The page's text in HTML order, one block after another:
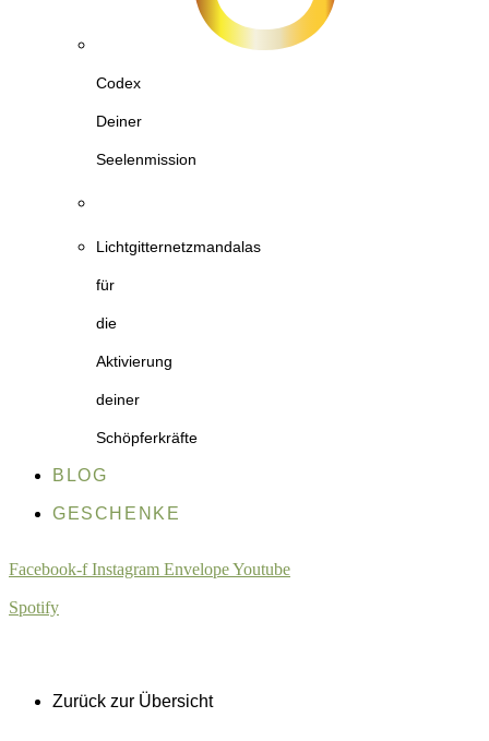
Codex
Deiner
Seelenmission
Lichtgitternetzmandalas
für
die
Aktivierung
deiner
Schöpferkräfte
BLOG
GESCHENKE
Facebook-f Instagram EnvelopeYoutube
Spotify
Zurück zur Übersicht